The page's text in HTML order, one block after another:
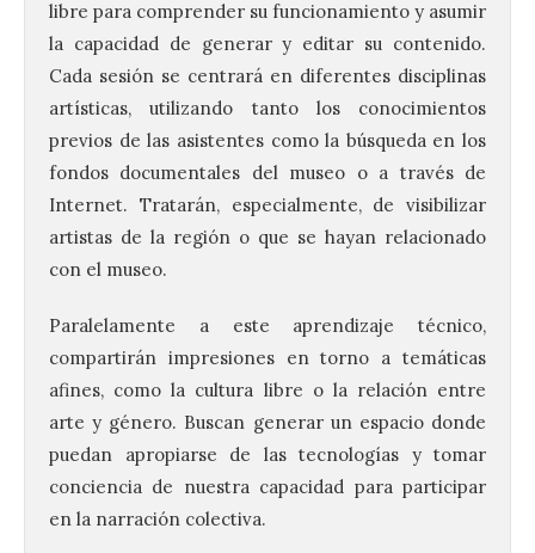
libre para comprender su funcionamiento y asumir
la capacidad de generar y editar su contenido.
Cada sesión se centrará en diferentes disciplinas
artísticas, utilizando tanto los conocimientos
previos de las asistentes como la búsqueda en los
fondos documentales del museo o a través de
Internet. Tratarán, especialmente, de visibilizar
artistas de la región o que se hayan relacionado
con el museo.
Paralelamente a este aprendizaje técnico,
compartirán impresiones en torno a temáticas
afines, como la cultura libre o la relación entre
arte y género. Buscan generar un espacio donde
puedan apropiarse de las tecnologías y tomar
conciencia de nuestra capacidad para participar
en la narración colectiva.